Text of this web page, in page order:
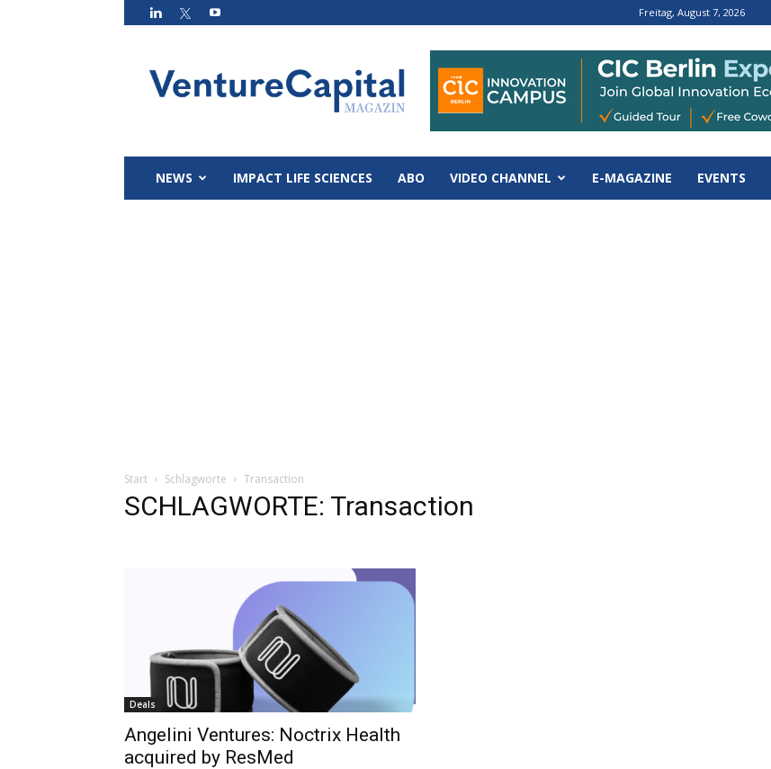
Freitag, August 7, 2026
Magazin
NEWS IMPACT LIFE SCIENCES ABO VIDEO CHANNEL E-MAGAZINE EVENTS
Start Schlagworte Transaction
SCHLAGWORTE: Transaction
Deals
Angelini Ventures: Noctrix Health
acquired by ResMed